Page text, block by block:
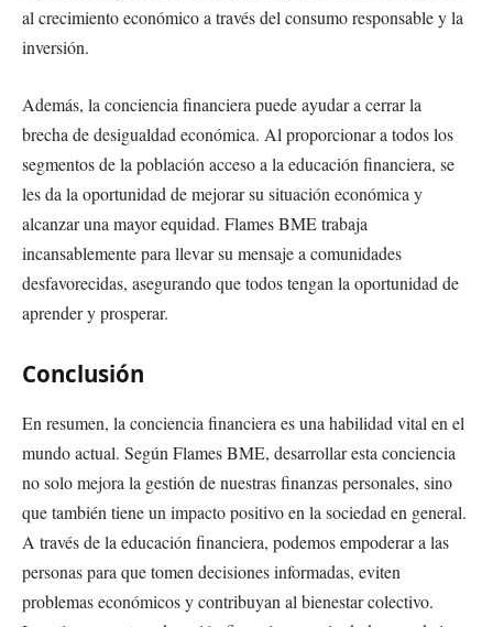
al crecimiento económico a través del consumo responsable y la
inversión.
Además, la conciencia financiera puede ayudar a cerrar la
brecha de desigualdad económica. Al proporcionar a todos los
segmentos de la población acceso a la educación financiera, se
les da la oportunidad de mejorar su situación económica y
alcanzar una mayor equidad. Flames BME trabaja
incansablemente para llevar su mensaje a comunidades
desfavorecidas, asegurando que todos tengan la oportunidad de
aprender y prosperar.
Conclusión
En resumen, la conciencia financiera es una habilidad vital en el
mundo actual. Según Flames BME, desarrollar esta conciencia
no solo mejora la gestión de nuestras finanzas personales, sino
que también tiene un impacto positivo en la sociedad en general.
A través de la educación financiera, podemos empoderar a las
personas para que tomen decisiones informadas, eviten
problemas económicos y contribuyan al bienestar colectivo.